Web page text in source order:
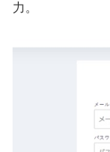
力。